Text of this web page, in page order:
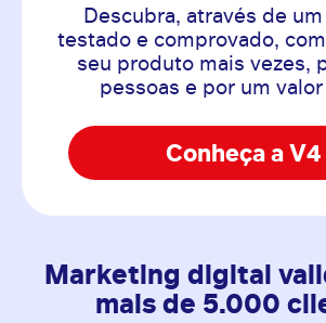
Descubra, através de
testado e comprovado,
seu produto mais vezes,
pessoas e por um
Conheça a V4
Marketing digital
mais de 5.000